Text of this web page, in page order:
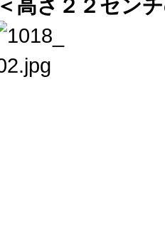
＜高さ２２セン